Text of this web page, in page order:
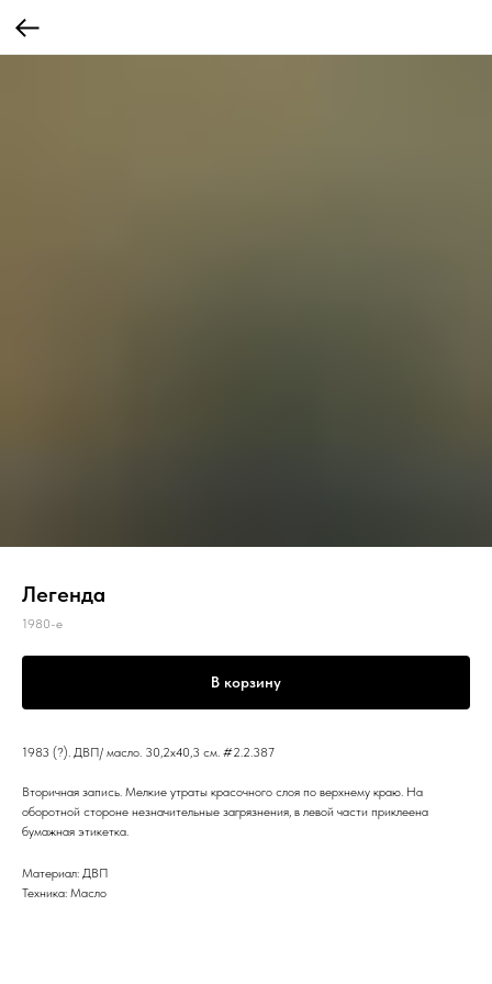
Легенда
1980-е
В корзину
1983 (?). ДВП/ масло. 30,2x40,3 см. #2.2.387
Вторичная запись. Мелкие утраты красочного слоя по верхнему краю. На
оборотной стороне незначительные загрязнения, в левой части приклеена
бумажная этикетка.
Материал: ДВП
Техника: Масло